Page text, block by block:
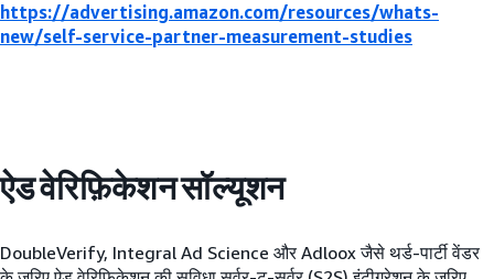
https://advertising.amazon.com/resources/whats-
new/self-service-partner-measurement-studies
ऐड वेरिफ़िकेशन सॉल्यूशन
DoubleVerify, Integral Ad Science और Adloox जैसे थर्ड-पार्टी वेंडर